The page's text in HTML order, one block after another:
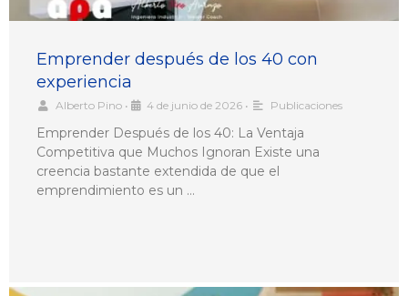
Emprender después de los 40 con
experiencia
Alberto Pino • 4 de junio de 2026 • Publicaciones
Emprender Después de los 40: La Ventaja
Competitiva que Muchos Ignoran Existe una
creencia bastante extendida de que el
emprendimiento es un …